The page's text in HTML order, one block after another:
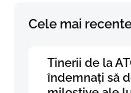
Cele mai
Tinerii de la
îndemnați să